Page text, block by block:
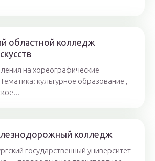
областной колледж
на хореографические
культурное образование ,
колледж
государственный университет